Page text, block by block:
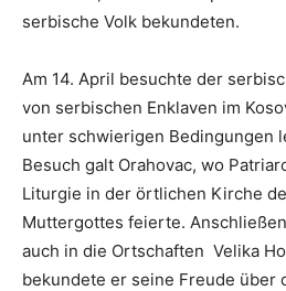
serbische Volk bekundeten.
Am 14. April besuchte der
von serbischen Enklaven im
unter schwierigen Bedingungen
Besuch galt Orahovac, wo
Liturgie in der örtlichen Kirche
Muttergottes feierte.
auch in die Ortschaften Velika
bekundete er seine Freude über